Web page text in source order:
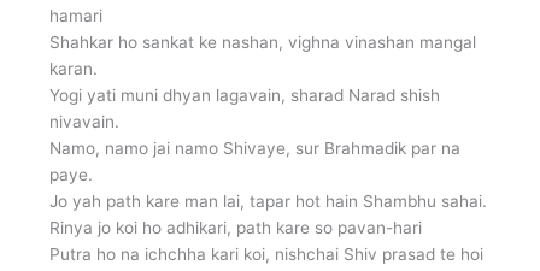
hamari
Shahkar ho sankat ke nashan, vighna vinashan mangal
karan.
Yogi yati muni dhyan lagavain, sharad Narad shish
nivavain.
Namo, namo jai namo Shivaye, sur Brahmadik par na
paye.
Jo yah path kare man lai, tapar hot hain Shambhu sahai.
Rinya jo koi ho adhikari, path kare so pavan-hari
Putra ho na ichchha kari koi, nishchai Shiv prasad te hoi